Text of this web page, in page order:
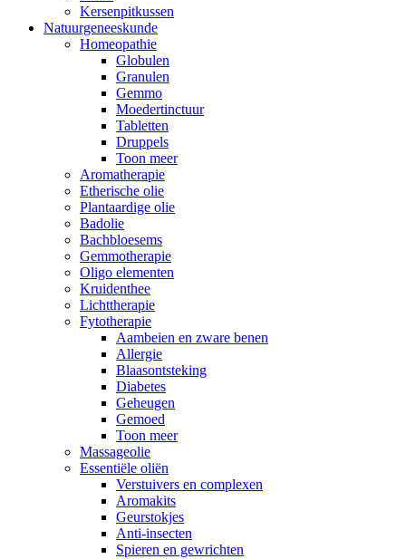
Kersenpitkussen
Natuurgeneeskunde
Homeopathie
Globulen
Granulen
Gemmo
Moedertinctuur
Tabletten
Druppels
Toon meer
Aromatherapie
Etherische olie
Plantaardige olie
Badolie
Bachbloesems
Gemmotherapie
Oligo elementen
Kruidenthee
Lichttherapie
Fytotherapie
Aambeien en zware benen
Allergie
Blaasontsteking
Diabetes
Geheugen
Gemoed
Toon meer
Massageolie
Essentiële oliën
Verstuivers en complexen
Aromakits
Geurstokjes
Anti-insecten
Spieren en gewrichten